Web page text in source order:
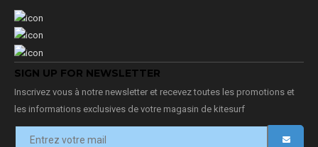
SIGN UP FOR NEWSLETTER
Inscrivez vous à notre newsletter et recevez toutes les promotions et
les informations exclusives de votre magasin de kitesurf